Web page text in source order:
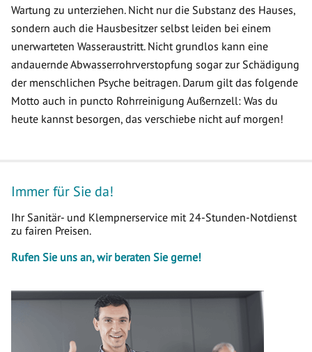
Wartung zu unterziehen. Nicht nur die Substanz des Hauses,
sondern auch die Hausbesitzer selbst leiden bei einem
unerwarteten Wasseraustritt. Nicht grundlos kann eine
andauernde Abwasserrohrverstopfung sogar zur Schädigung
der menschlichen Psyche beitragen. Darum gilt das folgende
Motto auch in puncto Rohrreinigung Außernzell: Was du
heute kannst besorgen, das verschiebe nicht auf morgen!
Immer für Sie da!
Ihr Sanitär- und Klempnerservice mit 24-Stunden-Notdienst
zu fairen Preisen.
Rufen Sie uns an, wir beraten Sie gerne!